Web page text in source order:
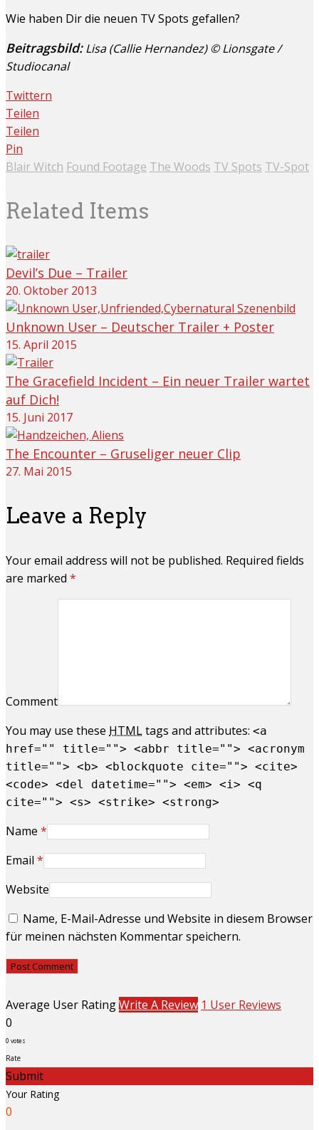
Wie haben Dir die neuen TV Spots gefallen?
Beitragsbild:Lisa (Callie Hernandez) © Lionsgate /
Studiocanal
Twittern
Teilen
Teilen
Pin
Blair Witch Found Footage The Woods TV Spots TV-Spot
Related Items
Devil’s Due – Trailer
20. Oktober 2013
Unknown User – Deutscher Trailer + Poster
15. April 2015
The Gracefield Incident – Ein neuer Trailer wartet
auf Dich!
15. Juni 2017
The Encounter – Gruseliger neuer Clip
27. Mai 2015
Leave a Reply
Your email address will not be published. Required fields
are marked *
Comment
You may use these HTMLtags and attributes: <a
href="" title=""> <abbr title=""> <acronym
title=""> <b> <blockquote cite=""> <cite>
<code> <del datetime=""> <em> <i> <q
cite=""> <s> <strike> <strong>
Name *
Email *
Website
Name, E-Mail-Adresse und Website in diesem Browser
für meinen nächsten Kommentar speichern.
Average User RatingWrite A Review 1 User Reviews
0
0 votes
Rate
Submit
Your Rating
0